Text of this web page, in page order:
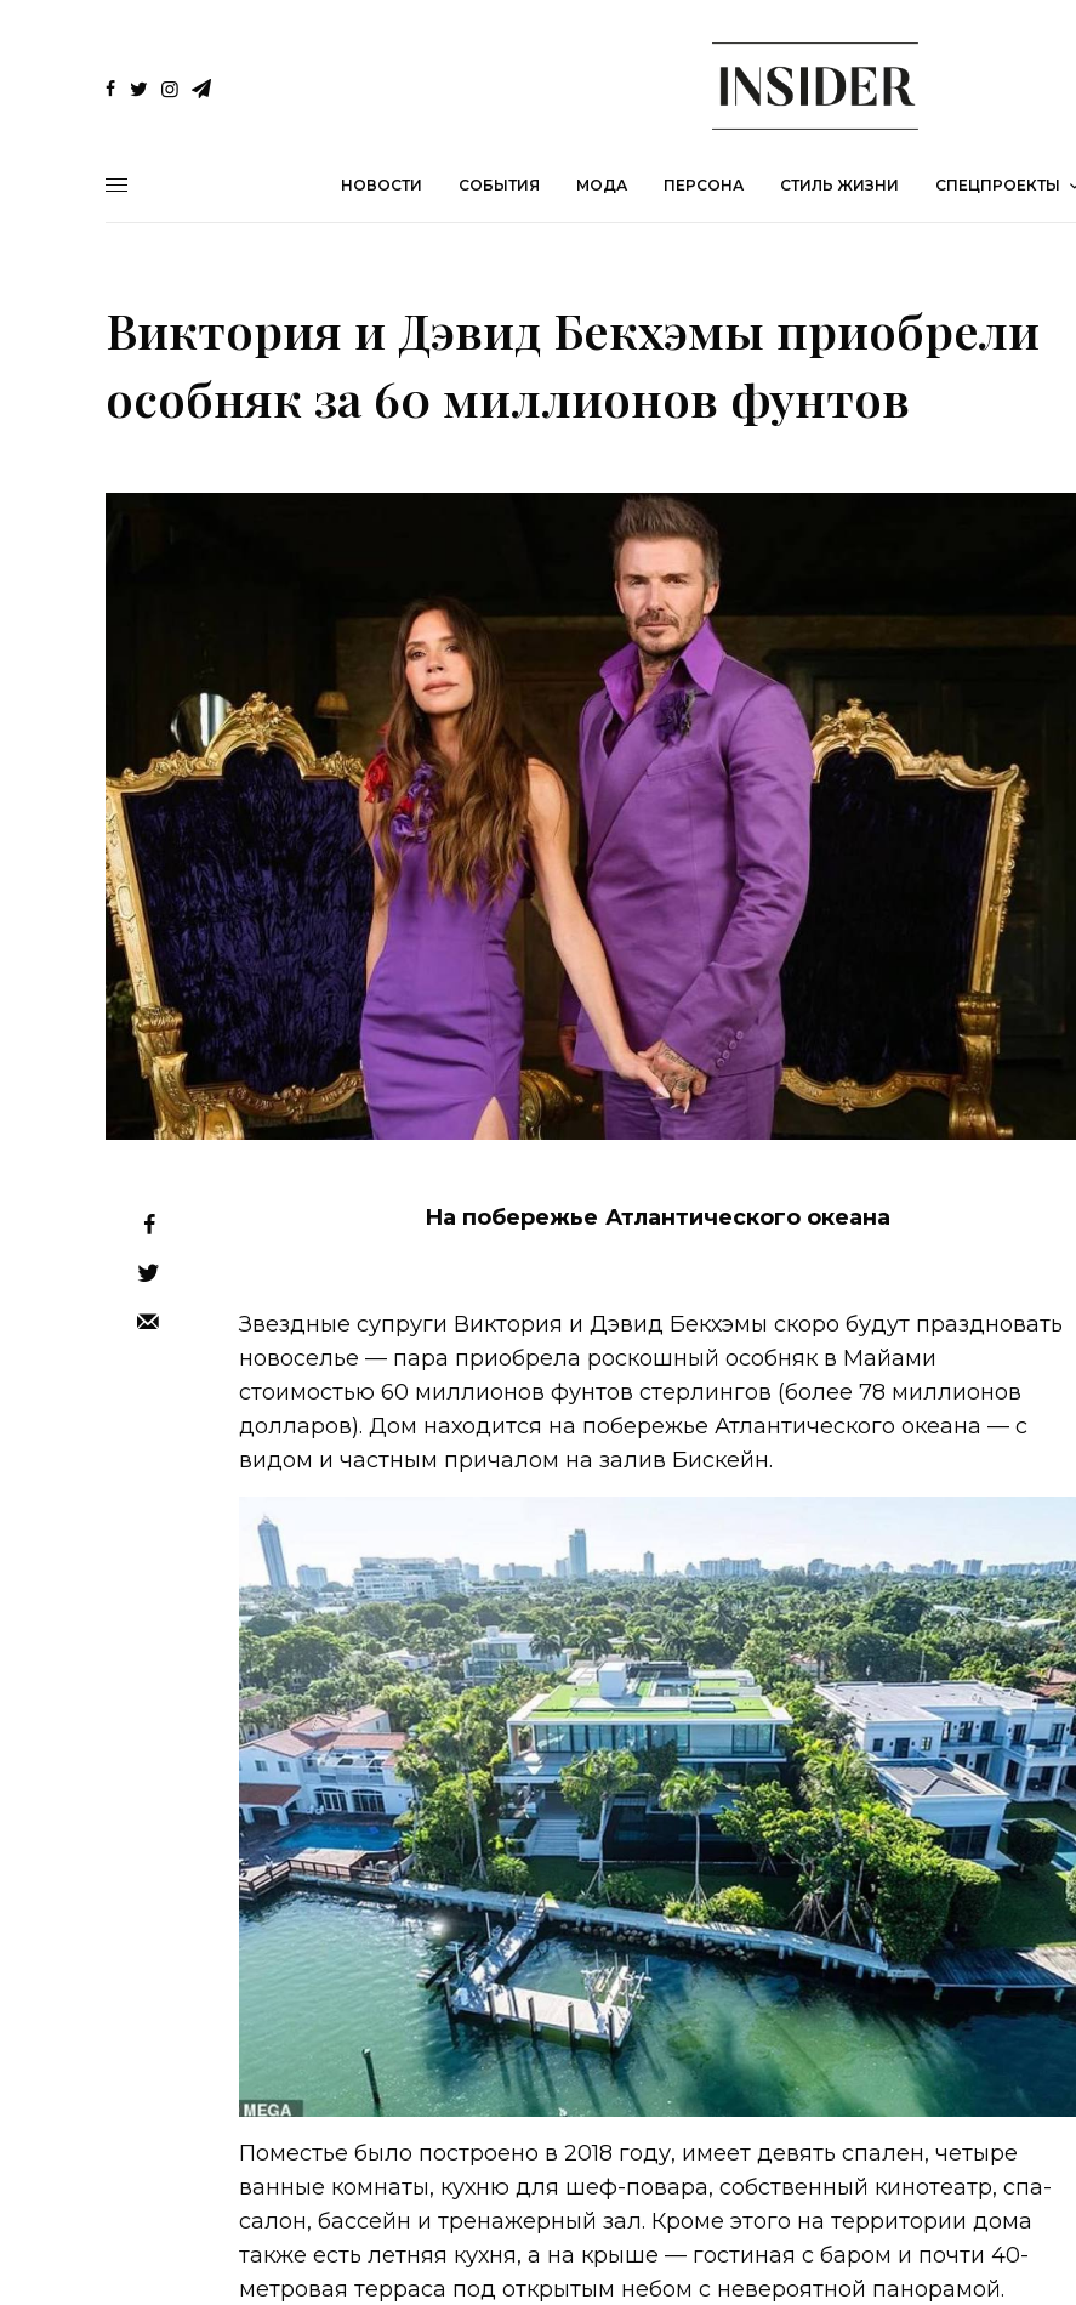
НОВОСТИ СОБЫТИЯ МОДА ПЕРСОНА СТИЛЬ ЖИЗНИ СПЕЦПРОЕКТЫ
Виктория и Дэвид Бекхэмы приобрели
особняк за 60 миллионов фунтов
На побережье Атлантического океана
Звездные супруги Виктория и Дэвид Бекхэмы скоро будут праздновать
новоселье — пара приобрела роскошный особняк в Майами
стоимостью 60 миллионов фунтов стерлингов (более 78 миллионов
долларов). Дом находится на побережье Атлантического океана — с
видом и частным причалом на залив Бискейн.
Поместье было построено в 2018 году, имеет девять спален, четыре
ванные комнаты, кухню для шеф-повара, собственный кинотеатр, спа-
салон, бассейн и тренажерный зал. Кроме этого на территории дома
также есть летняя кухня, а на крыше — гостиная с баром и почти 40-
метровая терраса под открытым небом с невероятной панорамой.